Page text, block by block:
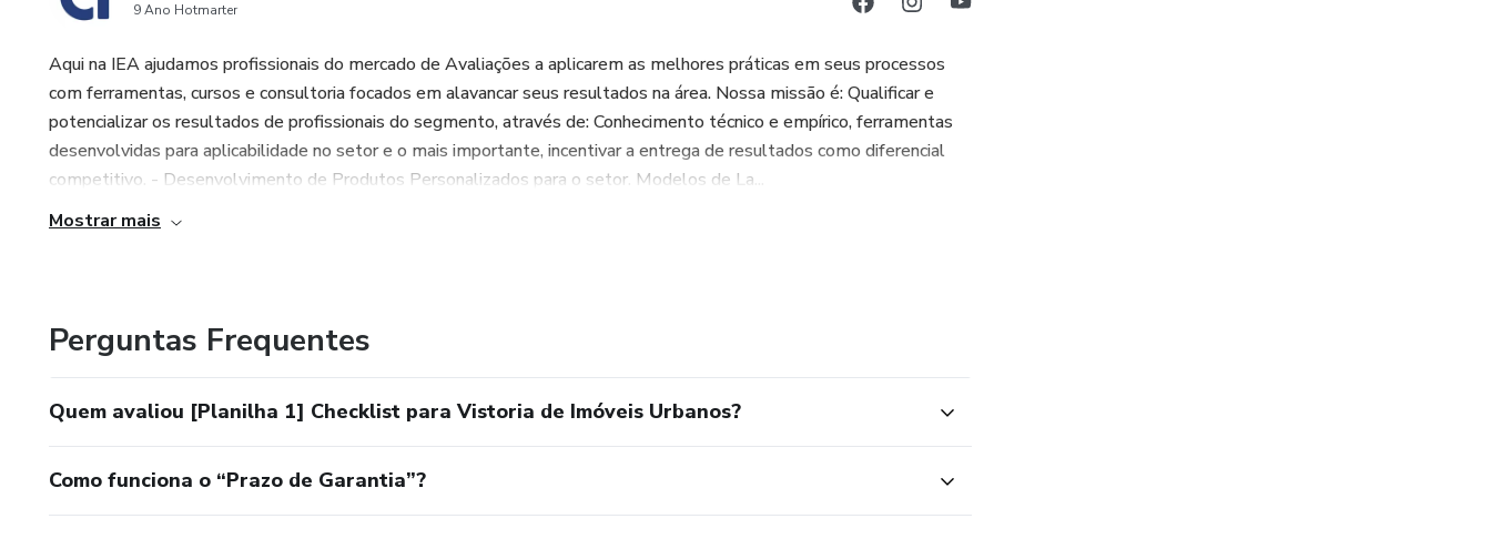
9 Ano Hotmarter
Aqui na IEA ajudamos profissionais do mercado de Avaliações a aplicarem as melhores práticas em seus processos
com ferramentas, cursos e consultoria focados em alavancar seus resultados na área. Nossa missão é: Qualificar e
potencializar os resultados de profissionais do segmento, através de: Conhecimento técnico e empírico, ferramentas
desenvolvidas para aplicabilidade no setor e o mais importante, incentivar a entrega de resultados como diferencial
competitivo. - Desenvolvimento de Produtos Personalizados para o setor. Modelos de La...
Mostrar mais
Perguntas Frequentes
Quem avaliou [Planilha 1] Checklist para Vistoria de Imóveis Urbanos?
Como funciona o “Prazo de Garantia”?